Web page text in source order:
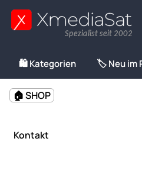
Spezialist seit 2002
🛍️ Kategorien 🏷️ Neu im
🏠 SHOP
Kontakt